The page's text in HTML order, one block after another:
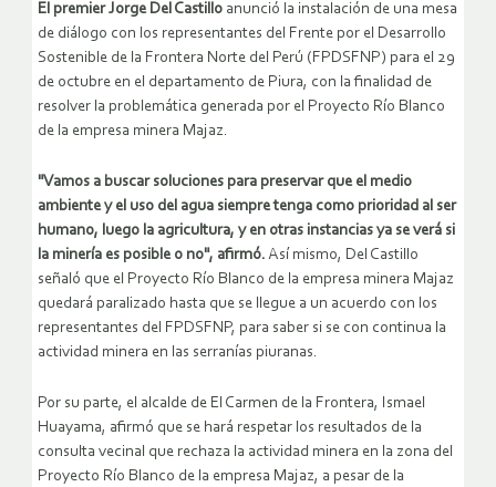
El premier Jorge Del Castillo anunció la instalación de una mesa
de diálogo con los representantes del Frente por el Desarrollo
Sostenible de la Frontera Norte del Perú (FPDSFNP) para el 29
de octubre en el departamento de Piura, con la finalidad de
resolver la problemática generada por el Proyecto Río Blanco
de la empresa minera Majaz.
"Vamos a buscar soluciones para preservar que el medio
ambiente y el uso del agua siempre tenga como prioridad al ser
humano, luego la agricultura, y en otras instancias ya se verá si
la minería es posible o no", afirmó. Así mismo, Del Castillo
señaló que el Proyecto Río Blanco de la empresa minera Majaz
quedará paralizado hasta que se llegue a un acuerdo con los
representantes del FPDSFNP, para saber si se con continua la
actividad minera en las serranías piuranas.
Por su parte, el alcalde de El Carmen de la Frontera, Ismael
Huayama, afirmó que se hará respetar los resultados de la
consulta vecinal que rechaza la actividad minera en la zona del
Proyecto Río Blanco de la empresa Majaz, a pesar de la